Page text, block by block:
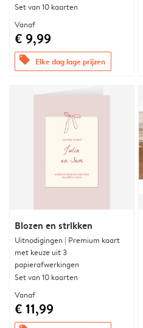
Set van 10 kaarten
Vanaf
€ 9,99
offers Elke dag lage prijzen
Blozen en strikken
Uitnodigingen | Premium kaart
met keuze uit 3
papierafwerkingen
Set van 10 kaarten
Vanaf
€ 11,99